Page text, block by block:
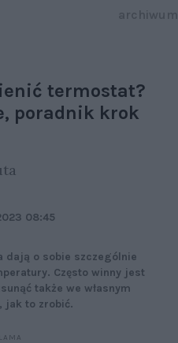
termostat?
poradnik krok
08:45
dają o sobie szczególnie
Często winny jest
także we własnym
jak to zrobić.